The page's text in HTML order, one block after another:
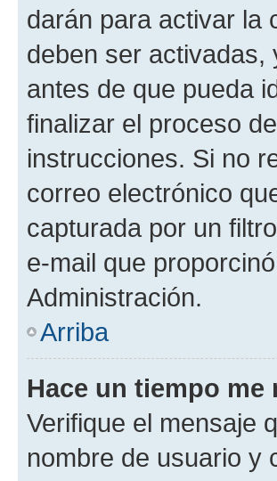
darán para activar la
deben ser activadas,
antes de que pueda
finalizar el proceso
instrucciones. Si no
correo electrónico
capturada por un
e-mail que
Administración.
Arriba
Hace un tiempo
Verifique el mensaje
nombre de usuario y